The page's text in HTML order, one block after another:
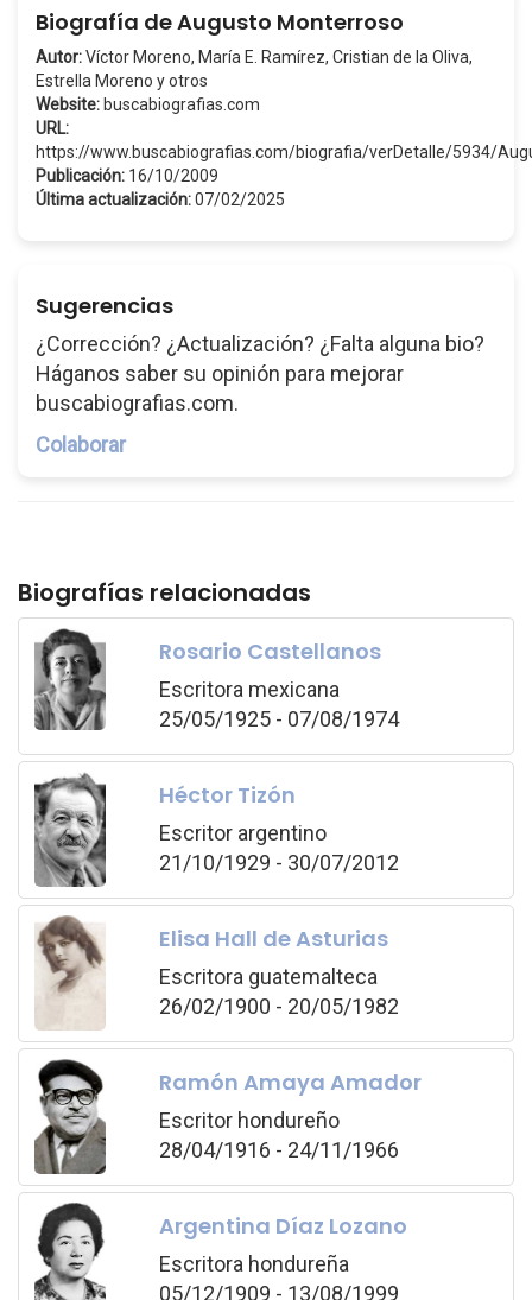
Biografía de Augusto Monterroso
Autor:Víctor Moreno, María E. Ramírez, Cristian de la Oliva,
Estrella Moreno y otros
Website: buscabiografias.com
URL:
https://www.buscabiografias.com/biografia/verDetalle/5934/
Publicación: 16/10/2009
Última actualización:07/02/2025
Sugerencias
¿Corrección? ¿Actualización? ¿Falta alguna bio?
Háganos saber su opinión para mejorar
buscabiografias.com.
Colaborar
Biografías relacionadas
Rosario Castellanos
Escritora mexicana
25/05/1925 - 07/08/1974
Héctor Tizón
Escritor argentino
21/10/1929 - 30/07/2012
Elisa Hall de Asturias
Escritora guatemalteca
26/02/1900 - 20/05/1982
Ramón Amaya Amador
Escritor hondureño
28/04/1916 - 24/11/1966
Argentina Díaz Lozano
Escritora hondureña
05/12/1909 - 13/08/1999